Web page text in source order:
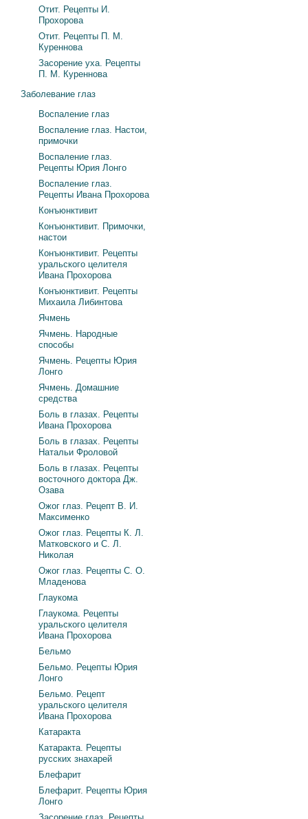
Отит. Рецепты И.
Прохорова
Отит. Рецепты П. М.
Куреннова
Засорение уха. Рецепты
П. М. Куреннова
Заболевание глаз
Воспаление глаз
Воспаление глаз. Настои,
примочки
Воспаление глаз.
Рецепты Юрия Лонго
Воспаление глаз.
Рецепты Ивана Прохорова
Конъюнктивит
Конъюнктивит. Примочки,
настои
Конъюнктивит. Рецепты
уральского целителя
Ивана Прохорова
Конъюнктивит. Рецепты
Михаила Либинтова
Ячмень
Ячмень. Народные
способы
Ячмень. Рецепты Юрия
Лонго
Ячмень. Домашние
средства
Боль в глазах. Рецепты
Ивана Прохорова
Боль в глазах. Рецепты
Натальи Фроловой
Боль в глазах. Рецепты
восточного доктора Дж.
Озава
Ожог глаз. Рецепт В. И.
Максименко
Ожог глаз. Рецепты К. Л.
Матковского и С. Л.
Николая
Ожог глаз. Рецепты С. О.
Младенова
Глаукома
Глаукома. Рецепты
уральского целителя
Ивана Прохорова
Бельмо
Бельмо. Рецепты Юрия
Лонго
Бельмо. Рецепт
уральского целителя
Ивана Прохорова
Катаракта
Катаракта. Рецепты
русских знахарей
Блефарит
Блефарит. Рецепты Юрия
Лонго